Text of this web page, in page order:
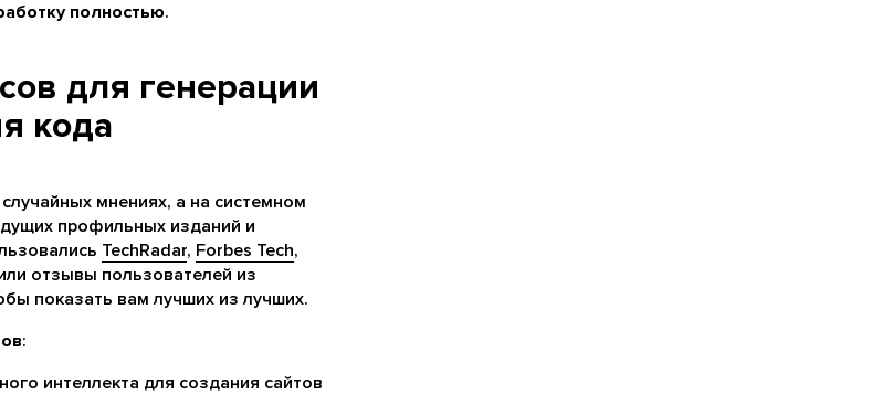
полностью.
для генерации
кода
мнениях, а на системном
профильных изданий и
TechRadar, Forbes Tech,
отзывы пользователей из
показать вам лучших из лучших.
:
интеллекта для создания сайтов